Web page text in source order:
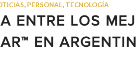
, PERSONAL, TECNOLOGÍA
ENTRE LOS
EN